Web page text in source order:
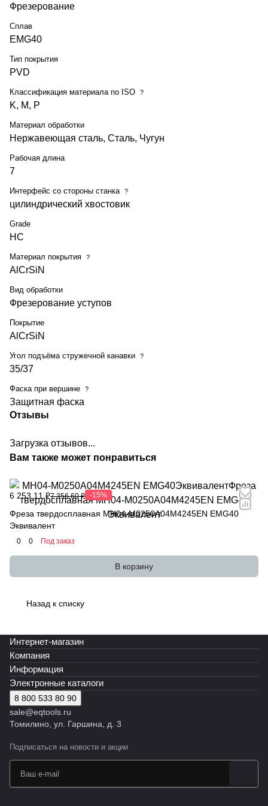
Фрезерование
Сплав
EMG40
Тип покрытия
PVD
Классификация материала по ISO ?
K, M, P
Материал обработки
Нержавеющая сталь, Сталь, Чугун
Рабочая длина
7
Интерфейс со стороны станка ?
цилиндрический хвостовик
Grade
HC
Материал покрытия ?
AlCrSiN
Вид обработки
Фрезерование уступов
Покрытие
AlCrSiN
Угол подъёма стружечной канавки ?
35/37
Фаска при вершине ?
Защитная фаска
Отзывы
Загрузка отзывов...
Вам также может понравиться
6 253,11 ₽7 356,60 ₽ -15%
Фреза твердосплавная MH04-M0250A04M4245EN EMG40
Эквивалент
0 0 Под заказ
В корзину
Назад к списку
Интернет-магазин
Компания
Информация
Электронные каталоги
8 800 533 80 90
sale@eqtools.ru
Томилино, ул. Гаршина, д. 3
Подписаться на новости и акции